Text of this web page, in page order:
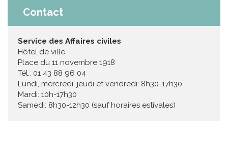
Contact
Service des Affaires civiles
Hôtel de ville
Place du 11 novembre 1918
Tél.: 01 43 88 96 04
Lundi, mercredi, jeudi et vendredi: 8h30-17h30
Mardi: 10h-17h30
Samedi: 8h30-12h30 (sauf horaires estivales)